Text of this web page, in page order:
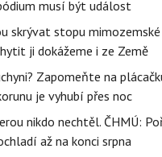
musí být událost
skrývat stopu
ji dokážeme i ze Země
Zapomeňte na
je vyhubí přes noc
nikdo nechtěl. ČHMÚ:
až na konci srpna